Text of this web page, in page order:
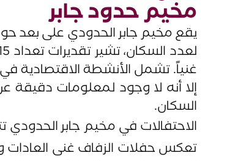
مخيم حدود جابر
غنياً. تشمل الأنشطة الاقتصادية
إلا أنه لا وجود لمعلومات دقيقة
السكان.
الاحتفالات في مخيم جابر الحدودي
تعكس حفلات الزفاف غنى العادات